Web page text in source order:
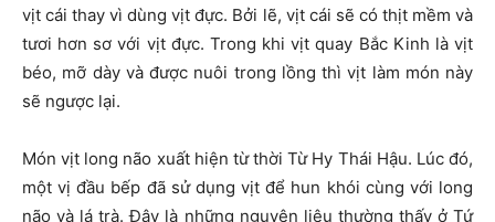
vịt cái thay vì dùng vịt đực. Bởi lẽ, vịt cái sẽ có thịt mềm và
tươi hơn sơ với vịt đực. Trong khi vịt quay Bắc Kinh là vịt
béo, mỡ dày và được nuôi trong lồng thì vịt làm món này
sẽ ngược lại.
Món vịt long não xuất hiện từ thời Từ Hy Thái Hậu. Lúc đó,
một vị đầu bếp đã sử dụng vịt để hun khói cùng với long
não và lá trà. Đây là những nguyên liệu thường thấy ở Tứ